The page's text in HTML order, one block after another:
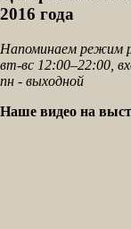
2016 года
Напоминаем режим
вт-вс 12:00–22:00,
пн - выходной
Наше видео на